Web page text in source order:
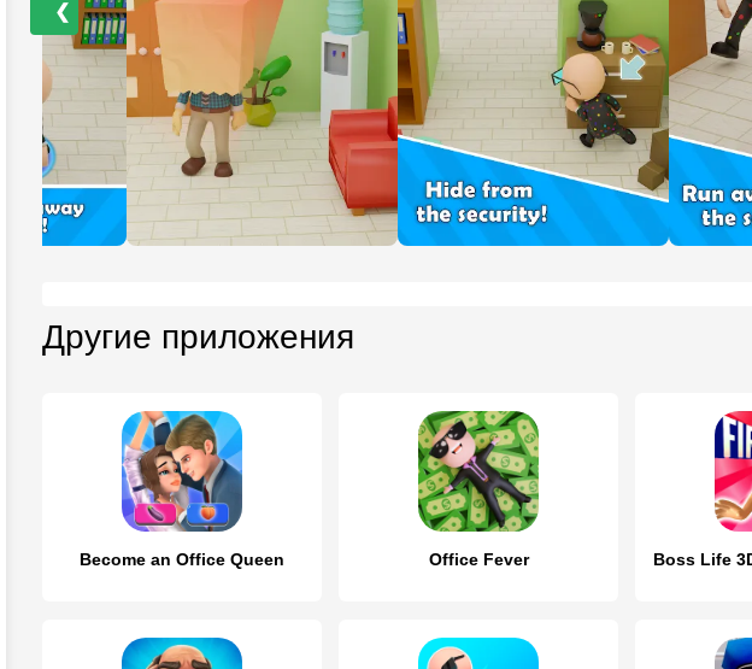
❮
Другие приложения
Become an Office Queen Office Fever